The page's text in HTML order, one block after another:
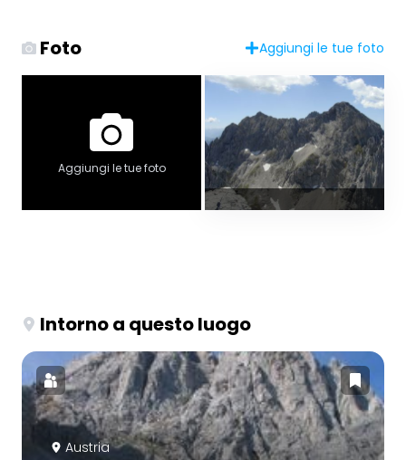
Foto Aggiungi le tue foto
Aggiungi le tue foto
Intorno a questo luogo
Austria